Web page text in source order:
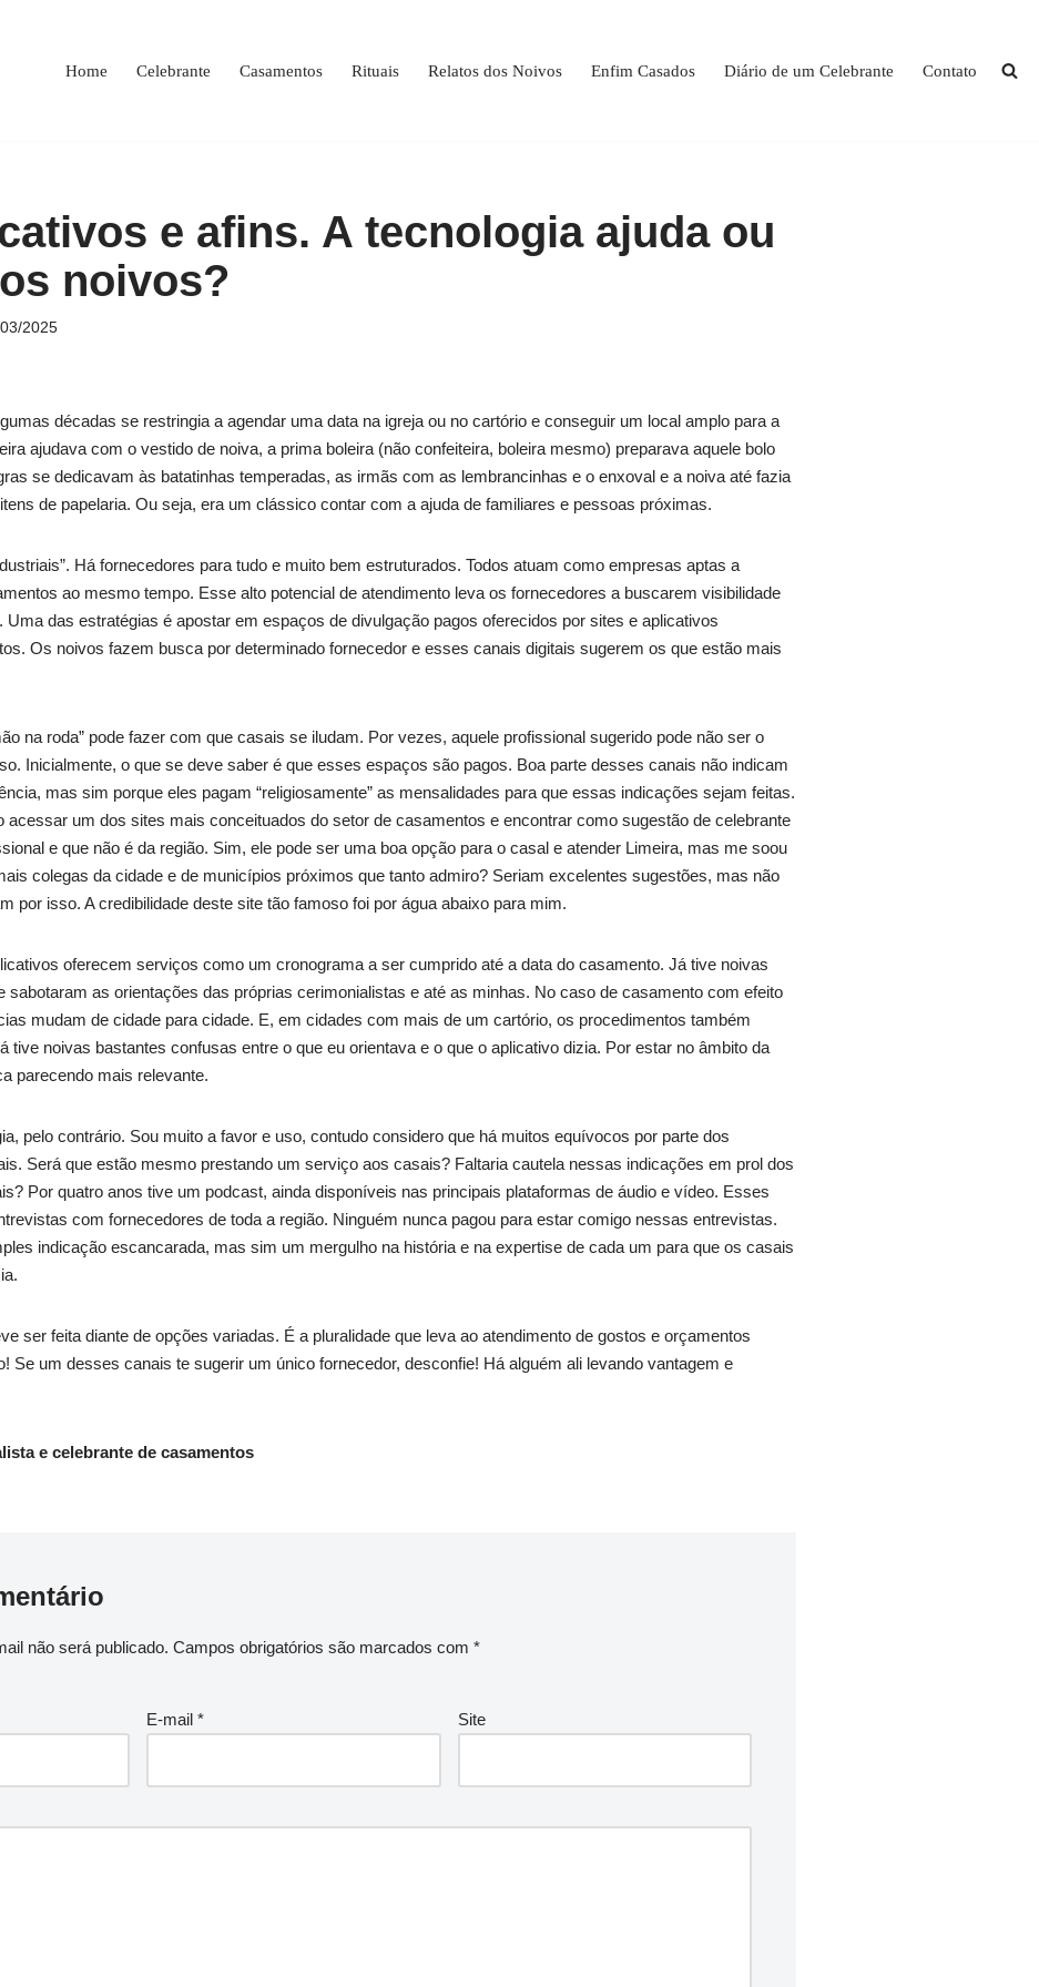
Home Celebrante Casamentos Rituais Relatos dos Noivos Enfim Casados Diário de um Celebrante Contato
e afins. A tecnologia ajuda ou
noivos?
2025
décadas se restringia a agendar uma data na igreja ou no cartório e conseguir um local amplo para a
ajudava com o vestido de noiva, a prima boleira (não confeiteira, boleira mesmo) preparava aquele bolo
se dedicavam às batatinhas temperadas, as irmãs com as lembrancinhas e o enxoval e a noiva até fazia
de papelaria. Ou seja, era um clássico contar com a ajuda de familiares e pessoas próximas.
Há fornecedores para tudo e muito bem estruturados. Todos atuam como empresas aptas a
ao mesmo tempo. Esse alto potencial de atendimento leva os fornecedores a buscarem visibilidade
das estratégias é apostar em espaços de divulgação pagos oferecidos por sites e aplicativos
Os noivos fazem busca por determinado fornecedor e esses canais digitais sugerem os que estão mais
na roda” pode fazer com que casais se iludam. Por vezes, aquele profissional sugerido pode não ser o
Inicialmente, o que se deve saber é que esses espaços são pagos. Boa parte desses canais não indicam
mas sim porque eles pagam “religiosamente” as mensalidades para que essas indicações sejam feitas.
acessar um dos sites mais conceituados do setor de casamentos e encontrar como sugestão de celebrante
e que não é da região. Sim, ele pode ser uma boa opção para o casal e atender Limeira, mas me soou
colegas da cidade e de municípios próximos que tanto admiro? Seriam excelentes sugestões, mas não
por isso. A credibilidade deste site tão famoso foi por água abaixo para mim.
oferecem serviços como um cronograma a ser cumprido até a data do casamento. Já tive noivas
sabotaram as orientações das próprias cerimonialistas e até as minhas. No caso de casamento com efeito
mudam de cidade para cidade. E, em cidades com mais de um cartório, os procedimentos também
tive noivas bastantes confusas entre o que eu orientava e o que o aplicativo dizia. Por estar no âmbito da
parecendo mais relevante.
pelo contrário. Sou muito a favor e uso, contudo considero que há muitos equívocos por parte dos
Será que estão mesmo prestando um serviço aos casais? Faltaria cautela nessas indicações em prol dos
Por quatro anos tive um podcast, ainda disponíveis nas principais plataformas de áudio e vídeo. Esses
com fornecedores de toda a região. Ninguém nunca pagou para estar comigo nessas entrevistas.
indicação escancarada, mas sim um mergulho na história e na expertise de cada um para que os casais
ser feita diante de opções variadas. É a pluralidade que leva ao atendimento de gostos e orçamentos
Se um desses canais te sugerir um único fornecedor, desconfie! Há alguém ali levando vantagem e
e celebrante de casamentos
não será publicado. Campos obrigatórios são marcados com*
E-mail* Site